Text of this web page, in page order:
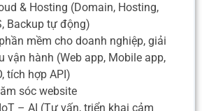
& Hosting (Domain, Hosting,
Backup tự động)
mềm cho doanh nghiệp, giải
vận hành (Web app, Mobile app,
tích hợp API)
sóc website
– AI (Tư vấn, triển khai cảm